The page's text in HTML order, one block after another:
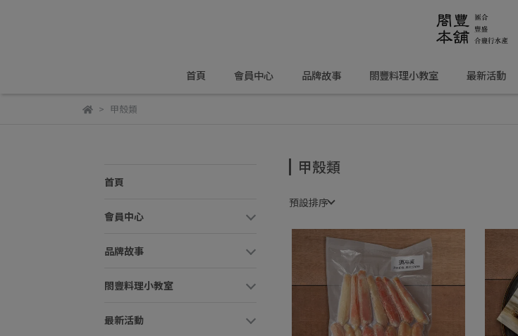
首頁 會員中心 品牌故事 閤豐料理小教室 最新活動
甲殼類
首頁
會員中心
品牌故事
閤豐料理小教室
最新活動
甲殼類
預設排序